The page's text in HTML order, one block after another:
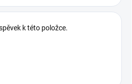
k této položce.